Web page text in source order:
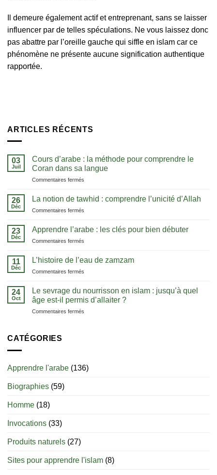
Il demeure également actif et entreprenant, sans se laisser
influencer par de telles spéculations. Ne vous laissez donc
pas abattre par l’oreille gauche qui siffle en islam car ce
phénomène ne présente aucune signification authentique
rapportée.
ARTICLES RÉCENTS
03
Juil
Cours d’arabe : la méthode pour comprendre le
Coran dans sa langue
Commentaires fermés
d’arabe
pour
dans
26
Déc
La notion de tawhid : comprendre l’unicité d’Allah
Commentaires fermés
notion
comprendre
23
Déc
Apprendre l’arabe : les clés pour bien débuter
Commentaires fermés
l’arabe
pour
bien
11
Déc
L’histoire de l’eau de zamzam
Commentaires fermés
l’eau
de
24
Oct
Le sevrage du nourrisson en islam : jusqu’à quel
âge est-il permis d’allaiter ?
Commentaires fermés
:
CATÉGORIES
Apprendre l'arabe (136)
Biographies (59)
Homme (18)
Invocations (33)
Produits naturels (27)
Sites pour apprendre l'islam (8)